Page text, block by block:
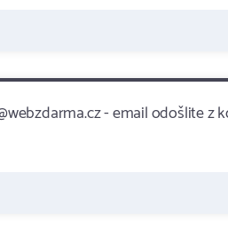
- email odošlite z